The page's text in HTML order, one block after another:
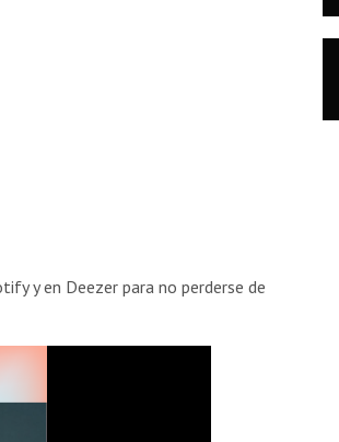
y en Deezer para no perderse de